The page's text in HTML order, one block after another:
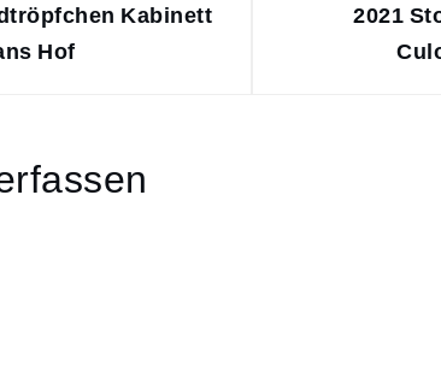
Kabinett
Hof
2021